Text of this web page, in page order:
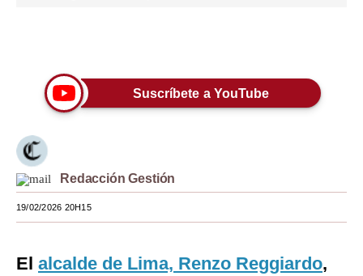
Viajes
Estilos
Mundo
Suscríbete a YouTube
Redacción Gestión
19/02/2026 20H15
El alcalde de Lima, Renzo Reggiardo,